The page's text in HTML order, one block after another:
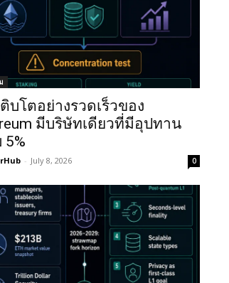
บโตอย่างรวดเร็วของ
มีบริษัทเดียวที่มีอุปทาน
5%
- July 8, 2026 0